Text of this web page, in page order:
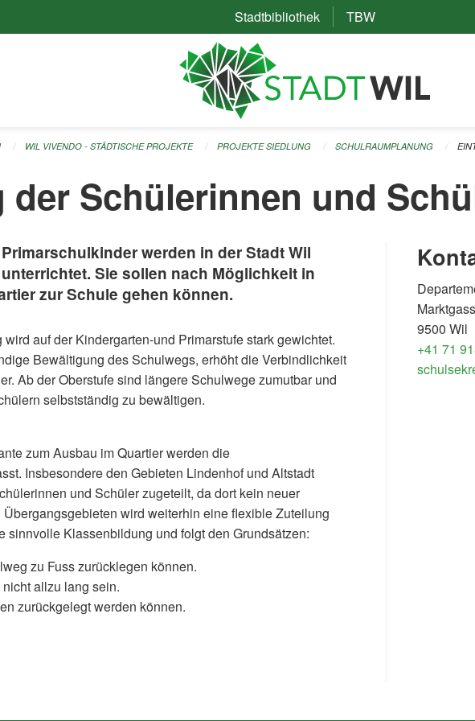
Stadtbibliothek(External Link)
TBW(External Link)
WIL VIVENDO - STÄDTISCHE PROJEKTE PROJEKTE SIEDLUNG SCHULRAUMPLANUNG
der Schülerinnen und
werden in der Stadt Wil
Sie sollen nach Möglichkeit in
zur Schule gehen können.
auf der Kindergarten-und Primarstufe stark gewichtet.
Bewältigung des Schulwegs, erhöht die Verbindlichkeit
Ab der Oberstufe sind längere Schulwege zumutbar und
selbstständig zu bewältigen.
zum Ausbau im Quartier werden die
Insbesondere den Gebieten Lindenhof und Altstadt
und Schüler zugeteilt, da dort kein neuer
wird weiterhin eine flexible Zuteilung
sinnvolle Klassenbildung und folgt den Grundsätzen:
zu Fuss zurücklegen können.
allzu lang sein.
zurückgelegt werden können.
9500 Wil
+41 71